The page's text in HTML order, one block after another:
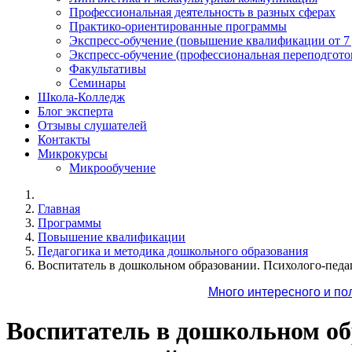
Профессиональная деятельность в разных сферах
Практико-ориентированные программы
Экспресс-обучение (повышение квалификации от
Экспресс-обучение (профессиональная
Факультативы
Семинары
Школа-Колледж
Блог эксперта
Отзывы слушателей
Контакты
Микрокурсы
Микрообучение
Главная
Программы
Повышение квалификации
Педагогика и методика дошкольного образования
Воспитатель в дошкольном образовании. Психолого-
Много интересного и
Воспитатель в дошкольном